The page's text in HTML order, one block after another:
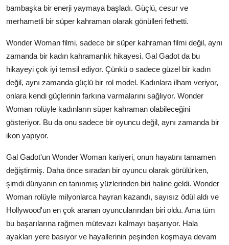
bambaşka bir enerji yaymaya başladı. Güçlü, cesur ve
merhametli bir süper kahraman olarak gönülleri fethetti.
Wonder Woman filmi, sadece bir süper kahraman filmi değil, aynı
zamanda bir kadın kahramanlık hikayesi. Gal Gadot da bu
hikayeyi çok iyi temsil ediyor. Çünkü o sadece güzel bir kadın
değil, aynı zamanda güçlü bir rol model. Kadınlara ilham veriyor,
onlara kendi güçlerinin farkına varmalarını sağlıyor. Wonder
Woman rolüyle kadınların süper kahraman olabileceğini
gösteriyor. Bu da onu sadece bir oyuncu değil, aynı zamanda bir
ikon yapıyor.
Gal Gadot'un Wonder Woman kariyeri, onun hayatını tamamen
değiştirmiş. Daha önce sıradan bir oyuncu olarak görülürken,
şimdi dünyanın en tanınmış yüzlerinden biri haline geldi. Wonder
Woman rolüyle milyonlarca hayran kazandı, sayısız ödül aldı ve
Hollywood'un en çok aranan oyuncularından biri oldu. Ama tüm
bu başarılarına rağmen mütevazı kalmayı başarıyor. Hala
ayakları yere basıyor ve hayallerinin peşinden koşmaya devam